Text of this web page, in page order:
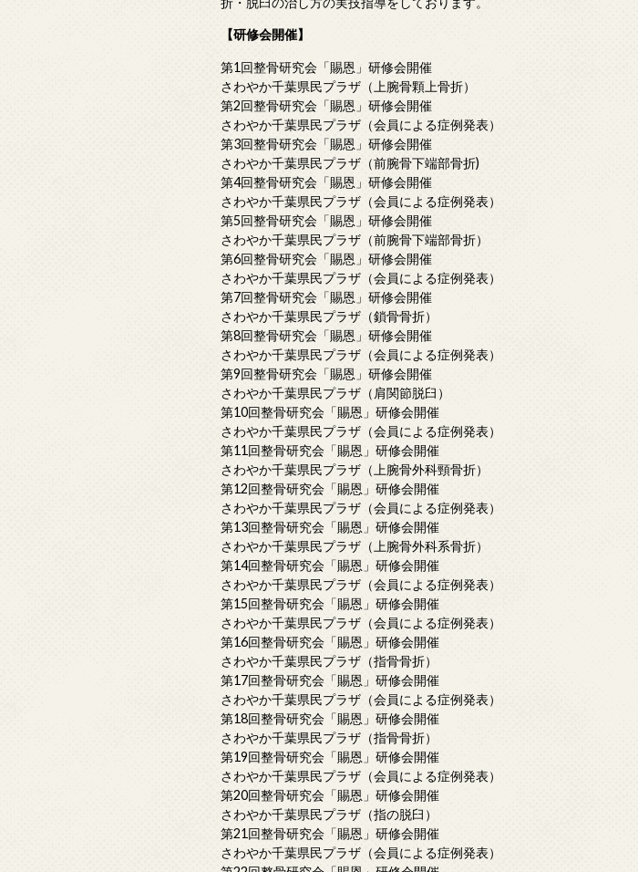
【研修会開催】
第1回整骨研究会「賜恩」研修会開催
さわやか千葉県民プラザ（上腕骨顆上骨折）
第2回整骨研究会「賜恩」研修会開催
さわやか千葉県民プラザ（会員による症例発表）
第3回整骨研究会「賜恩」研修会開催
さわやか千葉県民プラザ（前腕骨下端部骨折)
第4回整骨研究会「賜恩」研修会開催
さわやか千葉県民プラザ（会員による症例発表）
第5回整骨研究会「賜恩」研修会開催
さわやか千葉県民プラザ（前腕骨下端部骨折）
第6回整骨研究会「賜恩」研修会開催
さわやか千葉県民プラザ（会員による症例発表）
第7回整骨研究会「賜恩」研修会開催
さわやか千葉県民プラザ（鎖骨骨折）
第8回整骨研究会「賜恩」研修会開催
さわやか千葉県民プラザ（会員による症例発表）
第9回整骨研究会「賜恩」研修会開催
さわやか千葉県民プラザ（肩関節脱臼）
第10回整骨研究会「賜恩」研修会開催
さわやか千葉県民プラザ（会員による症例発表）
第11回整骨研究会「賜恩」研修会開催
さわやか千葉県民プラザ（上腕骨外科頸骨折）
第12回整骨研究会「賜恩」研修会開催
さわやか千葉県民プラザ（会員による症例発表）
第13回整骨研究会「賜恩」研修会開催
さわやか千葉県民プラザ（上腕骨外科系骨折）
第14回整骨研究会「賜恩」研修会開催
さわやか千葉県民プラザ（会員による症例発表）
第15回整骨研究会「賜恩」研修会開催
さわやか千葉県民プラザ（会員による症例発表）
第16回整骨研究会「賜恩」研修会開催
さわやか千葉県民プラザ（指骨骨折）
第17回整骨研究会「賜恩」研修会開催
さわやか千葉県民プラザ（会員による症例発表）
第18回整骨研究会「賜恩」研修会開催
さわやか千葉県民プラザ（指骨骨折）
第19回整骨研究会「賜恩」研修会開催
さわやか千葉県民プラザ（会員による症例発表）
第20回整骨研究会「賜恩」研修会開催
さわやか千葉県民プラザ（指の脱臼）
第21回整骨研究会「賜恩」研修会開催
さわやか千葉県民プラザ（会員による症例発表）